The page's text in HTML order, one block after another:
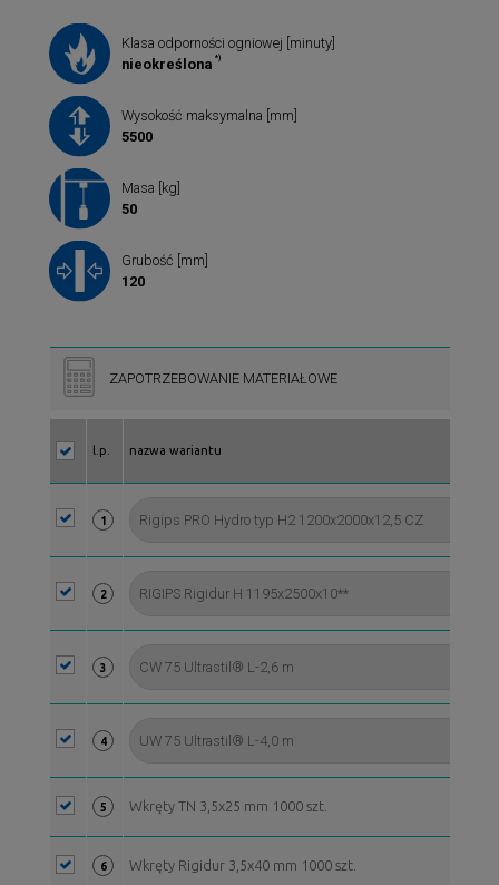
Klasa odporności ogniowej [minuty]
nieokreślona *)
Wysokość maksymalna [mm]
5500
Masa [kg]
50
Grubość [mm]
120
ZAPOTRZEBOWANIE MATERIAŁOWE
l.p. nazwa wariantu
1
2
3
4
5 Wkręty TN 3,5x25 mm 1000 szt.
6 Wkręty Rigidur 3,5x40 mm 1000 szt.